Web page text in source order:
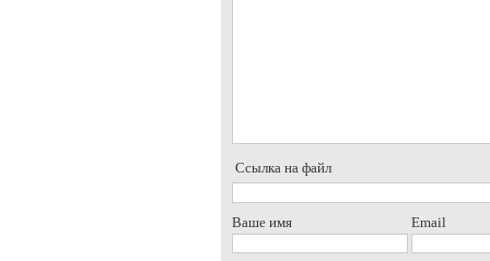
Ссылка на файл
Ваше имя Email